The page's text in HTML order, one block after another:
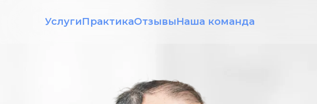
УслугиПрактикаОтзывыНаша команда